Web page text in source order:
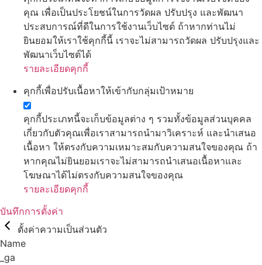
คุณ เพื่อเป็นประโยชน์ในการวัดผล ปรับปรุง และพัฒนา
ประสบการณ์ที่ดีในการใช้งานเว็บไซต์ ถ้าหากท่านไม่
ยินยอมให้เราใช้คุกกี้นี้ เราจะไม่สามารถวัดผล ปรับปรุงและ
พัฒนาเว็บไซต์ได้
รายละเอียดคุกกี้
คุกกี้เพื่อปรับเนื้อหาให้เข้ากับกลุ่มเป้าหมาย
คุกกี้ประเภทนี้จะเก็บข้อมูลต่าง ๆ รวมทั้งข้อมูลส่วนบุคคล
เกี่ยวกับตัวคุณเพื่อเราสามารถนำมาวิเคราะห์ และนำเสนอ
เนื้อหา ให้ตรงกับความเหมาะสมกับความสนใจของคุณ ถ้า
หากคุณไม่ยินยอมเราจะไม่สามารถนำเสนอเนื้อหาและ
โฆษณาได้ไม่ตรงกับความสนใจของคุณ
รายละเอียดคุกกี้
บันทึกการตั้งค่า
ตั้งค่าความเป็นส่วนตัว
Name
_ga